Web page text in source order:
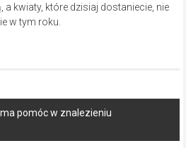
a kwiaty, które dzisiaj dostaniecie, nie
w tym roku.
pomóc w znalezieniu